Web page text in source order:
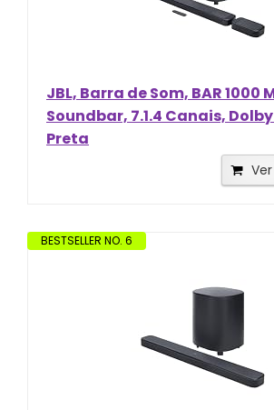
JBL, Barra de Som, BAR 1000
Soundbar, 7.1.4 Canais,
Preta
BESTSELLER NO. 6